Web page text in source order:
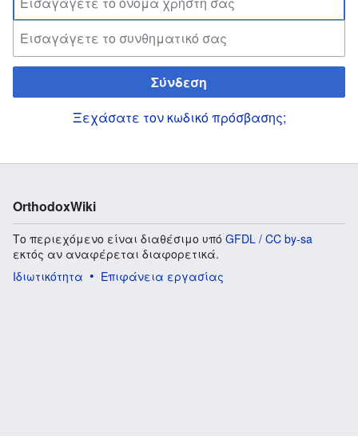
Σύνδεση
Ξεχάσατε τον κωδικό πρόσβασης;
OrthodoxWiki
Το περιεχόμενο είναι διαθέσιμο υπό GFDL / CC by-sa
εκτός αν αναφέρεται διαφορετικά.
Ιδιωτικότητα
Επιφάνεια εργασίας